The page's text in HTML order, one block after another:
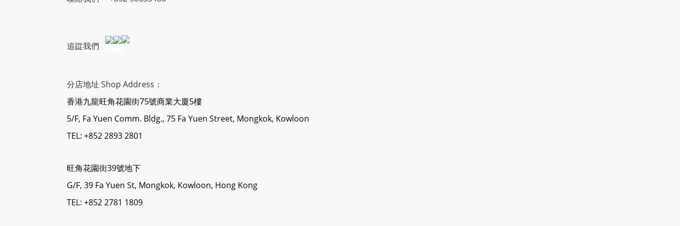
追踨我們
分店地址 Shop Address：
香港九龍旺角花園街75號商業大廈5樓
5/F, Fa Yuen Comm. Bldg., 75 Fa Yuen Street, Mongkok, Kowloon
TEL: +852 2893 2801
旺角花園街39號地下
G/F, 39 Fa Yuen St, Mongkok, Kowloon, Hong Kong
TEL: +852 2781 1809